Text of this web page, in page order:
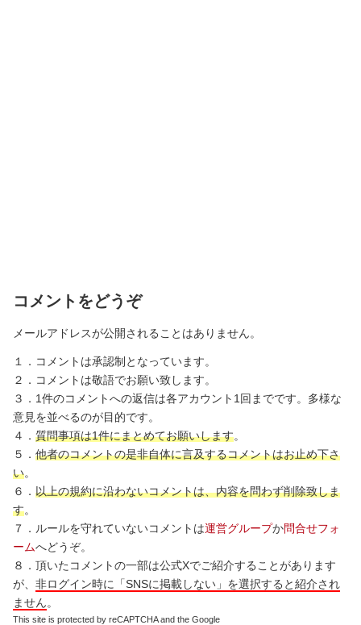
コメントをどうぞ
メールアドレスが公開されることはありません。
１．コメントは承認制となっています。
２．コメントは敬語でお願い致します。
３．1件のコメントへの返信は各アカウント1回までです。多様な
意見を並べるのが目的です。
４． 質問事項は1件にまとめてお願いします。
５． 他者のコメントの是非自体に言及するコメントはお止め下さ
い。
６． 以上の規約に沿わないコメントは、内容を問わず削除致しま
す。
７．ルールを守れていないコメントは運営グループか問合せフォ
ームへどうぞ。
８．頂いたコメントの一部は公式Xでご紹介することがあります
が、 非ログイン時に「SNSに掲載しない」を選択すると紹介され
ません。
This site is protected by reCAPTCHA and the Google